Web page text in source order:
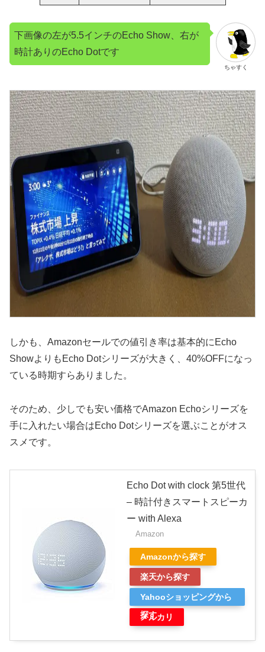
ちゃすく
下画像の左が5.5インチのEcho Show、右が
時計ありのEcho Dotです
しかも、Amazonセールでの値引き率は基本的にEcho
ShowよりもEcho Dotシリーズが大きく、40%OFFになっ
ている時期すらありました。
そのため、少しでも安い価格でAmazon Echoシリーズを
手に入れたい場合はEcho Dotシリーズを選ぶことがオス
スメです。
Echo Dot with clock 第5世代
– 時計付きスマートスピーカ
ー with Alexa
Amazon
Amazonから探す
楽天から探す
Yahooショッピングから
探す
メルカリ